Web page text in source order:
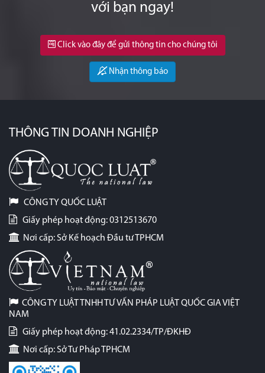
với bạn ngay!
Click vào đây để gửi thông tin cho chúng tôi
Nhận thông báo
THÔNG TIN DOANH NGHIỆP
CÔNG TY QUỐC LUẬT
Giấy phép hoạt động: 0312513670
Nơi cấp: Sở Kế hoạch Đầu tư TPHCM
CÔNG TY LUẬT TNHH TƯ VẤN PHÁP LUẬT QUỐC GIA VIỆT
NAM
Giấy phép hoạt động: 41.02.2334/TP/ĐKHĐ
Nơi cấp: Sở Tư Pháp TPHCM